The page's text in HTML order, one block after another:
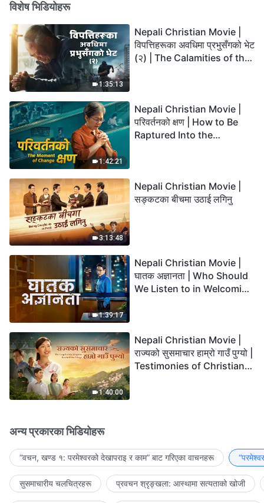
विशेष भिडियोहरू
1:35:13
Nepali Christian Movie |
विपत्तिहरूका अवधिमा प्रभुसँगको भेट
(२) | The Calamities of the
1:42:21
Nepali Christian Movie |
परिवर्तनको क्षण | How to Be
Raptured Into the
3:13:48
Nepali Christian Movie |
सङ्कटका बीचमा उठाई लगिनु
1:39:17
Nepali Christian Movie |
घातक अज्ञानता | Who Should
We Listen to in Welcoming
1:40:00
Nepali Christian Movie |
राज्यको सुसमाचार हाम्रो गाउँ पुग्यो |
Testimonies of Christians
अन्य प्रकारका भिडियोहरू
“वचन, खण्ड १: परमेश्‍वरको देखापराइ र काम” बाट गरिएका वाचनहरू
सुसमाचारीय चलचित्रहरू प्रवचन श्रृङ्खला: आस्थामा सत्यताको खोजी